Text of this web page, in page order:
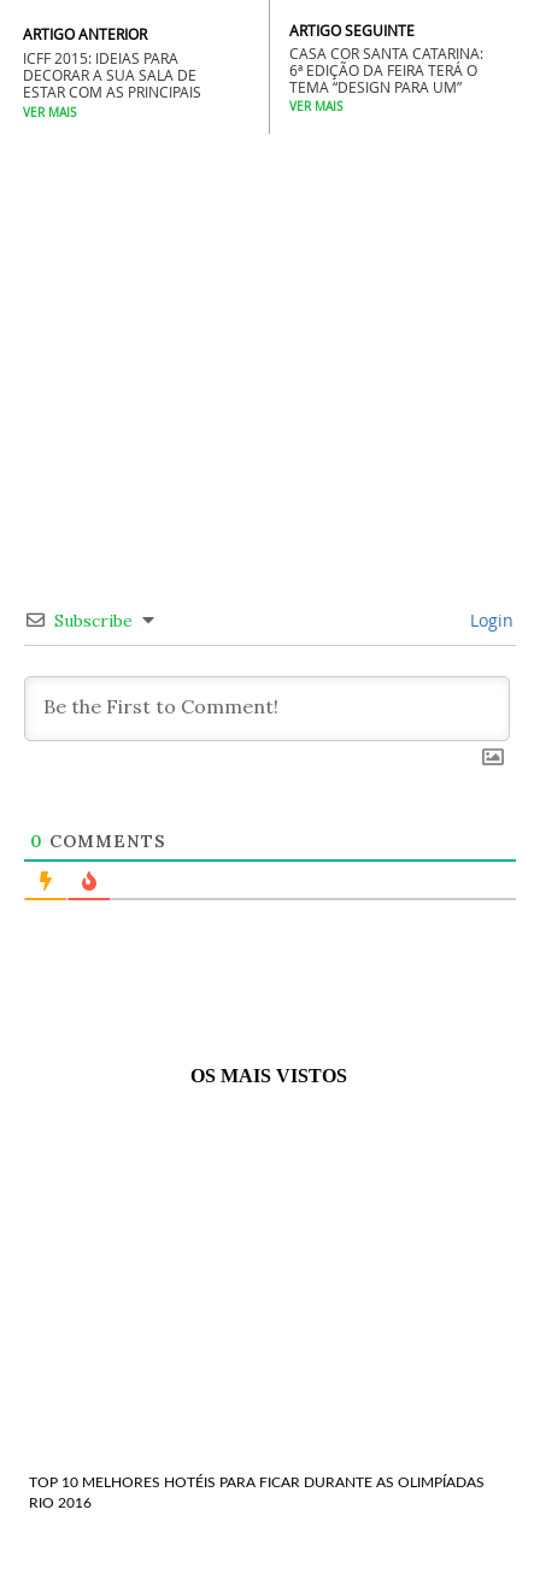
ARTIGO ANTERIOR
ICFF 2015: IDEIAS PARA
DECORAR A SUA SALA DE
ESTAR COM AS PRINCIPAIS
TENDÊNCIAS DO MERCADO
VER MAIS
ARTIGO SEGUINTE
CASA COR SANTA CATARINA:
6ª EDIÇÃO DA FEIRA TERÁ O
TEMA “DESIGN PARA UM”
VER MAIS
Subscribe Login
0 COMMENTS
OS MAIS VISTOS
TOP 10 MELHORES HOTÉIS PARA FICAR DURANTE AS OLIMPÍADAS
RIO 2016